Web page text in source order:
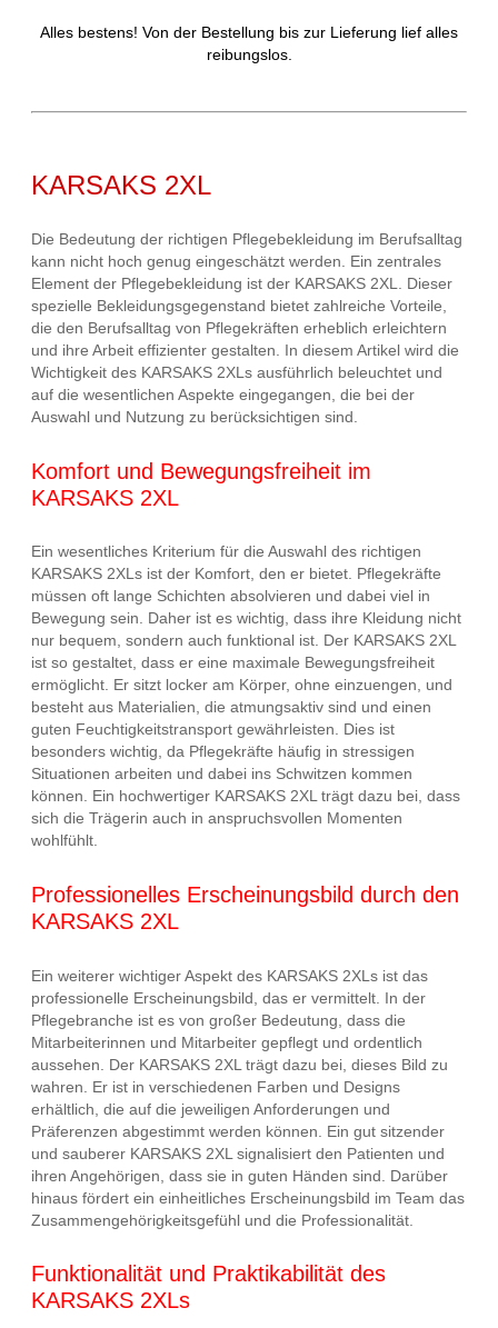
Alles bestens! Von der Bestellung bis zur Lieferung lief alles
reibungslos.
KARSAKS 2XL
Die Bedeutung der richtigen Pflegebekleidung im Berufsalltag
kann nicht hoch genug eingeschätzt werden. Ein zentrales
Element der Pflegebekleidung ist der KARSAKS 2XL. Dieser
spezielle Bekleidungsgegenstand bietet zahlreiche Vorteile,
die den Berufsalltag von Pflegekräften erheblich erleichtern
und ihre Arbeit effizienter gestalten. In diesem Artikel wird die
Wichtigkeit des KARSAKS 2XLs ausführlich beleuchtet und
auf die wesentlichen Aspekte eingegangen, die bei der
Auswahl und Nutzung zu berücksichtigen sind.
Komfort und Bewegungsfreiheit im
KARSAKS 2XL
Ein wesentliches Kriterium für die Auswahl des richtigen
KARSAKS 2XLs ist der Komfort, den er bietet. Pflegekräfte
müssen oft lange Schichten absolvieren und dabei viel in
Bewegung sein. Daher ist es wichtig, dass ihre Kleidung nicht
nur bequem, sondern auch funktional ist. Der KARSAKS 2XL
ist so gestaltet, dass er eine maximale Bewegungsfreiheit
ermöglicht. Er sitzt locker am Körper, ohne einzuengen, und
besteht aus Materialien, die atmungsaktiv sind und einen
guten Feuchtigkeitstransport gewährleisten. Dies ist
besonders wichtig, da Pflegekräfte häufig in stressigen
Situationen arbeiten und dabei ins Schwitzen kommen
können. Ein hochwertiger KARSAKS 2XL trägt dazu bei, dass
sich die Trägerin auch in anspruchsvollen Momenten
wohlfühlt.
Professionelles Erscheinungsbild durch den
KARSAKS 2XL
Ein weiterer wichtiger Aspekt des KARSAKS 2XLs ist das
professionelle Erscheinungsbild, das er vermittelt. In der
Pflegebranche ist es von großer Bedeutung, dass die
Mitarbeiterinnen und Mitarbeiter gepflegt und ordentlich
aussehen. Der KARSAKS 2XL trägt dazu bei, dieses Bild zu
wahren. Er ist in verschiedenen Farben und Designs
erhältlich, die auf die jeweiligen Anforderungen und
Präferenzen abgestimmt werden können. Ein gut sitzender
und sauberer KARSAKS 2XL signalisiert den Patienten und
ihren Angehörigen, dass sie in guten Händen sind. Darüber
hinaus fördert ein einheitliches Erscheinungsbild im Team das
Zusammengehörigkeitsgefühl und die Professionalität.
Funktionalität und Praktikabilität des
KARSAKS 2XLs